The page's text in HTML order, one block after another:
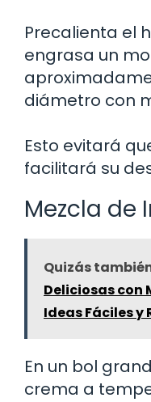
Precalienta el
engrasa un
diámetro con
Esto evitará
facilitará su
Mezcla de
Quizás
Deliciosas con
Ideas Fáciles
En un bol
crema a